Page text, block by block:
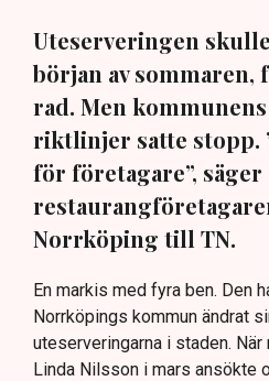
Uteserveringen
början av
rad. Men
riktlinjer satte stopp.
för företagare”, säger
Norrköping till TN.
En markis med fyra ben. Den
Norrköpings kommun ändrat
uteserveringarna i staden.
Linda Nilsson i mars ansökte